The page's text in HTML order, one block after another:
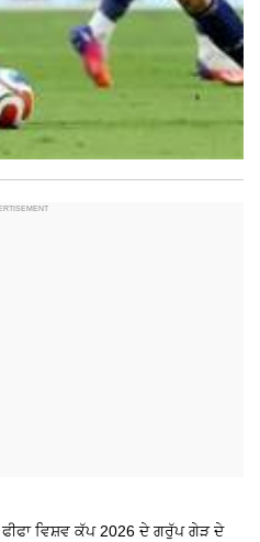
ਫੀਫਾ ਵਿਸ਼ਵ ਕੱਪ 2026 ਦੇ ਗਰੁੱਪ ਗੇੜ ਦੇ